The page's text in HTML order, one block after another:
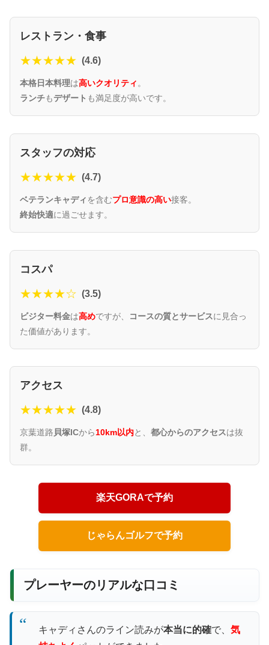
レストラン・食事
★★★★★ (4.6)
本格日本料理は高いクオリティ 。
ランチもデザート も満足度が高いです。
スタッフの対応
★★★★★ (4.7)
ベテランキャディ を含むプロ意識の高い接客。
終始快適に過ごせます。
コスパ
★★★★☆ (3.5)
ビジター料金は高めですが、 コースの質とサービスに見合っ
た価値があります。
アクセス
★★★★★ (4.8)
京葉道路 貝塚ICから10km以内と、 都心からのアクセスは抜
群。
楽天GORAで予約
じゃらんゴルフで予約
プレーヤーのリアルな口コミ
キャディさんのライン読みが本当に的確で、 気